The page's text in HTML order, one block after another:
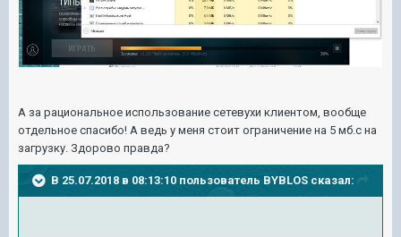
А за рациональное использование сетевухи клиентом, вообще
отдельное спасибо! А ведь у меня стоит ограничение на 5 мб.с на
загрузку. Здорово правда?
В 25.07.2018 в 08:13:10 пользователь BYBLOS сказал: